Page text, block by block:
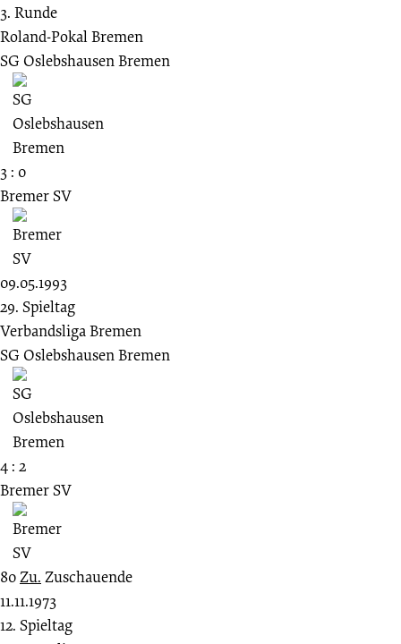
3. Runde
Roland-Pokal Bremen
SG Oslebshausen Bremen
3 : 0
Bremer SV
09.05.1993
29. Spieltag
Verbandsliga Bremen
SG Oslebshausen Bremen
4 : 2
Bremer SV
80Zu. Zuschauende
11.11.1973
12. Spieltag